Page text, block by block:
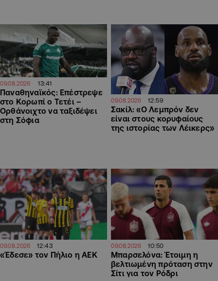
09.08.2026 13:41
Παναθηναϊκός: Επέστρεψε
στο Κορωπί ο Τετέι –
Ορθάνοιχτο να ταξιδέψει
στη Σόφια
09.08.2026 12:59
Σακίλ: «Ο Λεμπρόν δεν
είναι στους κορυφαίους
της ιστορίας των Λέικερς»
09.08.2026 12:43
«Έδεσε» τον Πήλιο η ΑΕΚ
09.08.2026 10:50
Μπαρσελόνα: Έτοιμη η
βελτιωμένη πρόταση στην
Σίτι για τον Ρόδρι